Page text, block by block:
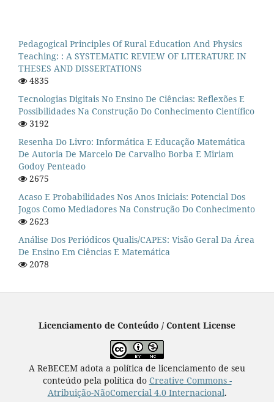
Pedagogical Principles Of Rural Education And Physics
Teaching: : A SYSTEMATIC REVIEW OF LITERATURE IN
THESES AND DISSERTATIONS
4835
Tecnologias Digitais No Ensino De Ciências: Reflexões E
Possibilidades Na Construção Do Conhecimento Científico
3192
Resenha Do Livro: Informática E Educação Matemática
De Autoria De Marcelo De Carvalho Borba E Miriam
Godoy Penteado
2675
Acaso E Probabilidades Nos Anos Iniciais: Potencial Dos
Jogos Como Mediadores Na Construção Do Conhecimento
2623
Análise Dos Periódicos Qualis/CAPES: Visão Geral Da Área
De Ensino Em Ciências E Matemática
2078
Licenciamento de Conteúdo / Content License
A ReBECEM adota a política de licenciamento de seu
conteúdo pela política do Creative Commons -
Atribuição-NãoComercial 4.0 Internacional.